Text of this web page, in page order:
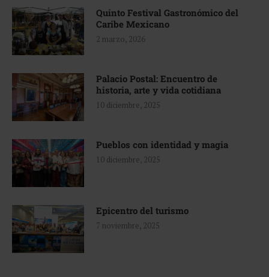
Quinto Festival Gastronómico del
Caribe Mexicano
2 marzo, 2026
Palacio Postal: Encuentro de
historia, arte y vida cotidiana
10 diciembre, 2025
Pueblos con identidad y magia
10 diciembre, 2025
Epicentro del turismo
7 noviembre, 2025